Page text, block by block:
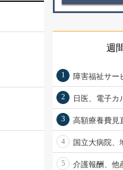
週
1 障害福祉サー
2 日医、電子カ
3 高額療養費
4 国立大病院、
5 介護報酬、他